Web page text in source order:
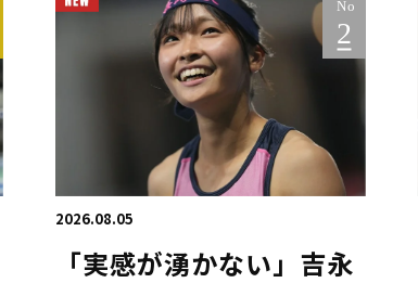
2026.08.05
「実感が湧かない」吉永